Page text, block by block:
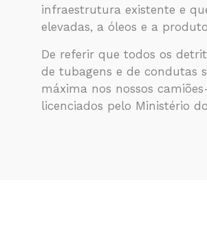
infraestrutura existente e
elevadas, a óleos e a
De referir que todos os
de tubagens e de condutas
máxima nos nossos
licenciados pelo Ministério